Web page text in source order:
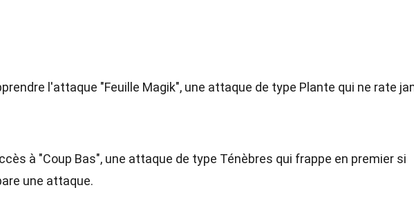
l'attaque "Feuille Magik", une attaque de type Plante qui ne rate
à "Coup Bas", une attaque de type Ténèbres qui frappe en premier si
une attaque.